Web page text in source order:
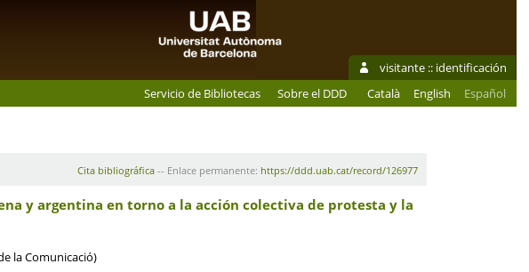
visitante :: identificación
Servicio de Bibliotecas Sobre el DDD Català English Español
Cita bibliográfica-- Enlace permanente: https://ddd.uab.cat/record/126977
y argentina en torno a la acción colectiva de protesta y la
la Comunicació)